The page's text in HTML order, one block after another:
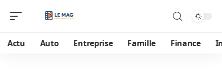
Actu Auto Entreprise Famille Finance